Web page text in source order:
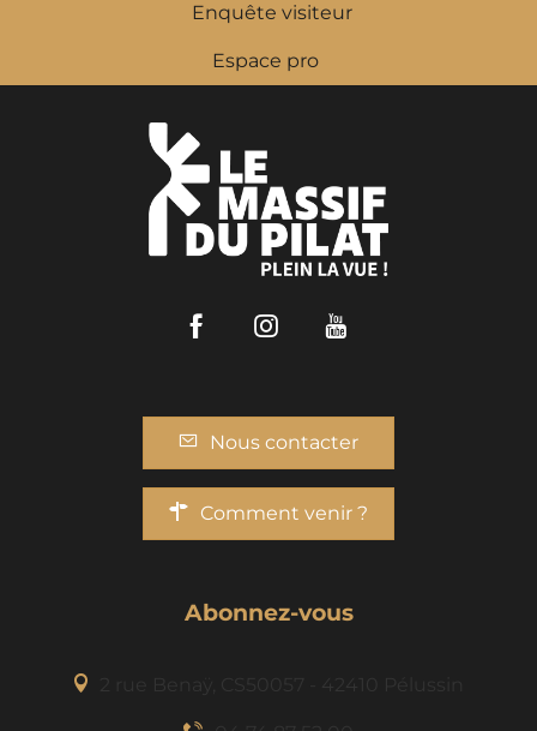
Enquête visiteur
Espace pro
FacebookInstagram
Nous contacter
Comment venir ?
Abonnez-vous